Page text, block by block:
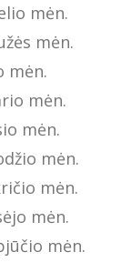
mėn.
mėn.
mėn.
mėn.
mėn.
mėn.
mėn.
mėn.
mėn.